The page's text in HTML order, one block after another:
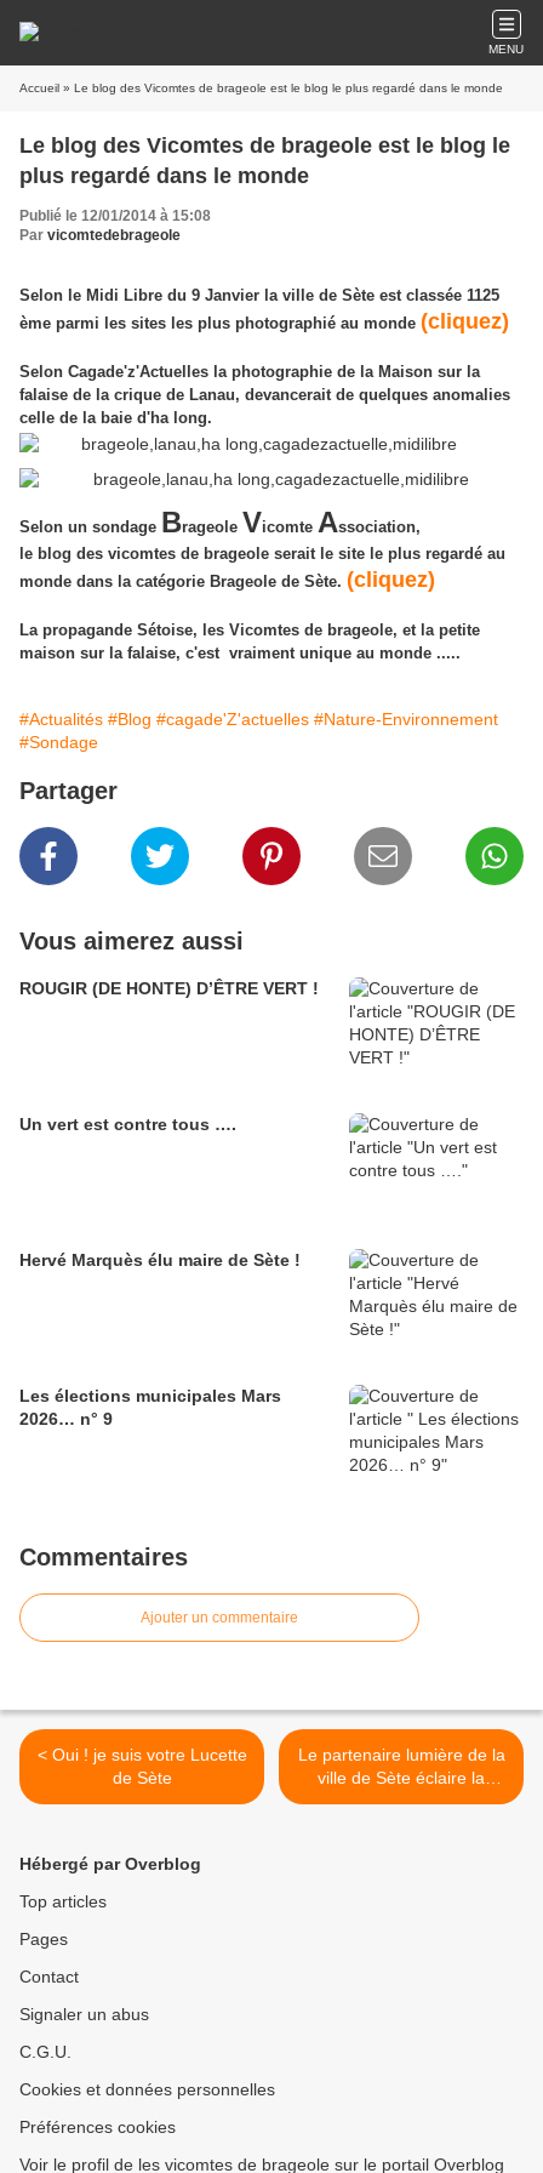
MENU
Accueil » Le blog des Vicomtes de brageole est le blog le plus regardé dans le monde
Le blog des Vicomtes de brageole est le blog le
plus regardé dans le monde
Publié le 12/01/2014 à 15:08
Par vicomtedebrageole
Selon le Midi Libre du 9 Janvier la ville de Sète est classée 1125
ème parmi les sites les plus photographié au monde (cliquez)
Selon Cagade'z'Actuelles la photographie de la Maison sur la
falaise de la crique de Lanau, devancerait de quelques anomalies
celle de la baie d'ha long.
Selon un sondage Brageole Vicomte Association,
le blog des vicomtes de brageole serait le site le plus regardé au
monde dans la catégorie Brageole de Sète. (cliquez)
La propagande Sétoise, les Vicomtes de brageole, et la petite
maison sur la falaise, c'est vraiment unique au monde .....
#Actualités #Blog #cagade'Z'actuelles #Nature-Environnement
#Sondage
Partager
Vous aimerez aussi
ROUGIR (DE HONTE) D’ÊTRE VERT !
Un vert est contre tous ….
Hervé Marquès élu maire de Sète !
Les élections municipales Mars
2026… n° 9
Commentaires
Ajouter un commentaire
< Oui ! je suis votre Lucette
de Sète
Le partenaire lumière de la
ville de Sète éclaire la
campagne des municipales
Hébergé par Overblog
Top articles
Pages
Contact
Signaler un abus
C.G.U.
Cookies et données personnelles
Préférences cookies
Voir le profil de les vicomtes de brageole sur le portail Overblog